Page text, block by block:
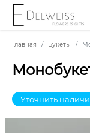
Главная Букеты
Уточнить